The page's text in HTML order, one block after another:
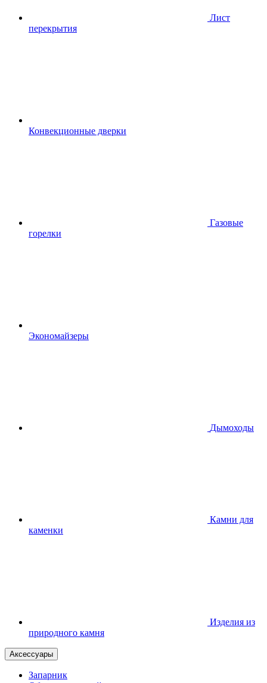
Лист
перекрытия
Конвекционные дверки
Газовые
горелки
Экономайзеры
Дымоходы
Камни для
каменки
Изделия из
природного камня
Аксессуары
Запарник